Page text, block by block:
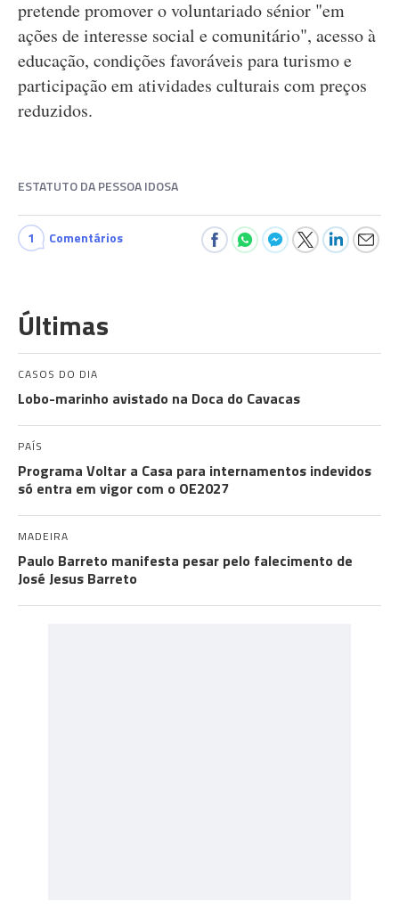
pretende promover o voluntariado sénior "em
ações de interesse social e comunitário", acesso à
educação, condições favoráveis para turismo e
participação em atividades culturais com preços
reduzidos.
ESTATUTO DA PESSOA IDOSA
1 Comentários
Últimas
CASOS DO DIA
Lobo-marinho avistado na Doca do Cavacas
PAÍS
Programa Voltar a Casa para internamentos indevidos
só entra em vigor com o OE2027
MADEIRA
Paulo Barreto manifesta pesar pelo falecimento de
José Jesus Barreto